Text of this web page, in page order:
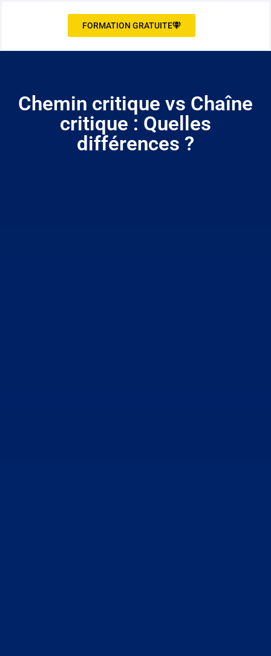
FORMATION GRATUITE
Chemin critique vs Chaîne
critique : Quelles
différences ?